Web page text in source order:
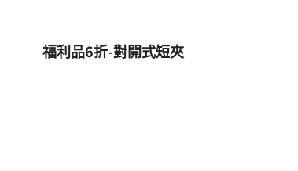
福利品6折-對開式短夾